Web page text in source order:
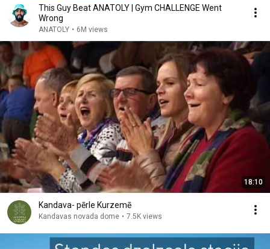
This Guy Beat ANATOLY | Gym CHALLENGE Went
Wrong
ANATOLY • 6M views
18:10
Kandava- pērle Kurzemē
Kandavas novada dome • 7.5K views